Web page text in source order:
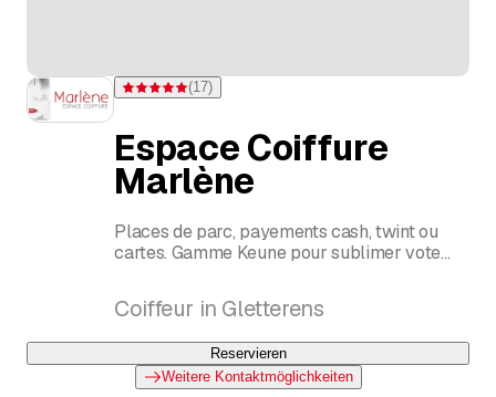
Bewertung 5 von 5 Sternen bei 17 Bewertungen
(17)
Espace Coiffure
Marlène
Places de parc, payements cash, twint ou
cartes. Gamme Keune pour sublimer vote
cuir chevelu, boucles permanentes,
balayages et mèches
Coiffeur in Gletterens
Reservieren
Weitere Kontaktmöglichkeiten